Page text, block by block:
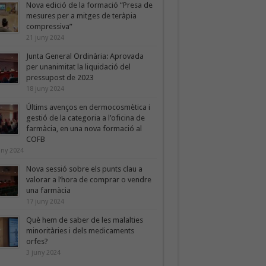
Nova edició de la formació “Presa de
mesures per a mitges de teràpia
compressiva”
21 juny 2024
Junta General Ordinària: Aprovada
per unanimitat la liquidació del
pressupost de 2023
18 juny 2024
Últims avenços en dermocosmètica i
gestió de la categoria a l’oficina de
farmàcia, en una nova formació al
COFB
2024
Nova sessió sobre els punts clau a
valorar a l’hora de comprar o vendre
una farmàcia
17 juny 2024
Què hem de saber de les malalties
minoritàries i dels medicaments
orfes?
3 juny 2024